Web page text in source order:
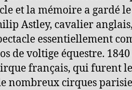
et la mémoire a gardé le
Astley, cavalier
essentiellement
de voltige équestre. 1840
français, qui furent
nombreux cirques